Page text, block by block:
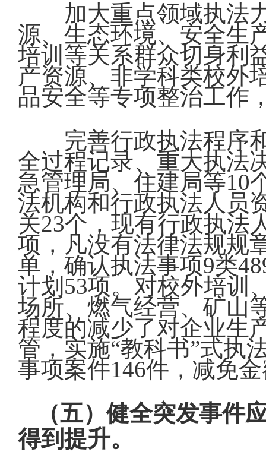
加大重点领域执法
源、生态环境、安全生
培训等关系群众切身利
产资源、非学科类校外
品安全等专项整治工作
完善行政执法程序
全过程记录、重大执法
急管理局、住建局等10
法机构和行政执法人员
关23个，现有行政执法
项，凡没有法律法规规
单，确认执法事项9类
计划53项。对校外培训
场所、燃气经营、矿山
程度的减少了对企业生
管，实施“教科书”式执
事项案件146件，减免
（五）健全突发事件
得到提升。